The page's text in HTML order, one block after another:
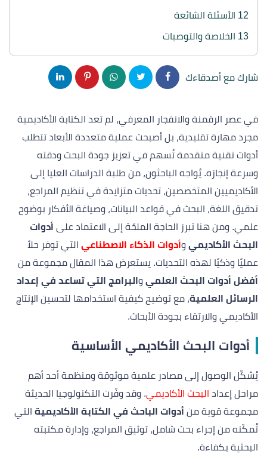
12 الأسئلة الشائعة
13 الخلاصة والتوصيات
شارك مع أصدقاءك
في عصر الرقمنة والانفجار المعرفي، لم تعد الكتابة الأكاديمية
مجرد مهارة تقليدية، بل أصبحت عملية متعددة الأبعاد تتطلب
أدوات تقنية متقدمة تُسهم في تعزيز جودة البحث ودقته
وسرعة إنجازه. يُواجه الباحثون، من طلبة الدراسات العليا إلى
الأكاديميين المتخصصين، تحديات متزايدة في تنظيم المراجع،
تدقيق اللغة، البحث في قواعد البيانات، وصياغة الأفكار بوضوح
علمي. ومن هنا تبرز الحاجة الملحّة إلى الاعتماد على أدوات
البحث الأكاديمي وأدوات الذكاء الاصطناعي التي توفر حلاً
عمليًا وذكيًا لهذه التحديات. يستعرض هذا المقال مجموعة من
أفضل أدوات البحث العلمي والبرامج التي تساعد في إعداد
الرسائل العلمية، مع توضيح كيفية استخدامها لتحسين الإنتاج
الأكاديمي والارتقاء بجودة الأبحاث.
أدوات البحث الأكاديمي الأساسية
يُشكّل الوصول إلى مصادر علمية موثوقة ومنظمة أحد أهم
مراحل إعداد البحث الأكاديمي. وقد وفّرت التكنولوجيا الحديثة
مجموعة قوية من أدوات الباحث في الكتابة الأكاديمية التي
تُمكّنه من إجراء بحث شامل، توثيق المراجع، وإدارة مكتبته
البحثية بكفاءة.